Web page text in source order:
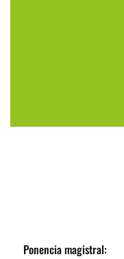
Ponencia magistral: